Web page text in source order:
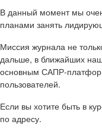
В данный момент мы
планами занять
Миссия журнала не
дальше, в ближайших
основным САПР-
пользователей.
Если вы хотите быть в
по адресу.